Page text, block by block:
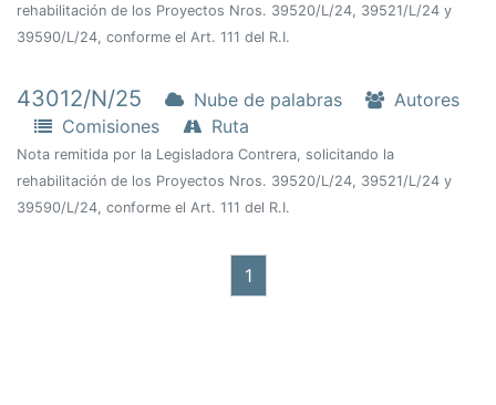
rehabilitación de los Proyectos Nros. 39520/L/24, 39521/L/24 y
39590/L/24, conforme el Art. 111 del R.I.
43012/N/25 Nube de palabras
Autores
Comisiones
Ruta
Nota remitida por la Legisladora Contrera, solicitando la
rehabilitación de los Proyectos Nros. 39520/L/24, 39521/L/24 y
39590/L/24, conforme el Art. 111 del R.I.
1